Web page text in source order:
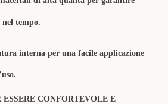
tempo.
interna per una facile applicazione
ESSERE CONFORTEVOLE E